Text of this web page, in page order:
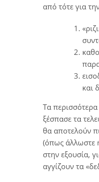
από τότε για
και
Τα
ξέσπασε τα
θα αποτελούν
(όπως άλλωστε
στην εξουσία,
αγγίζουν τα